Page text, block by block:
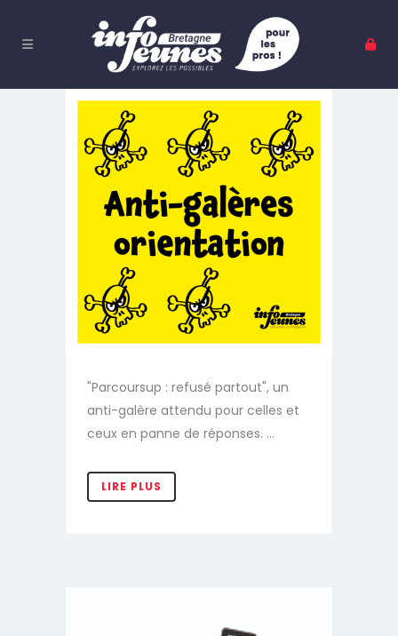
"Parcoursup : refusé partout", un
anti-galère attendu pour celles et
ceux en panne de réponses. ...